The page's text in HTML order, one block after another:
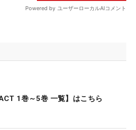
1巻～5巻 一覧】はこちら